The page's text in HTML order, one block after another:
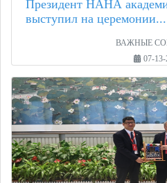
Президент НАНА
выступил на церемонии...
ВАЖНЫЕ
07-13-